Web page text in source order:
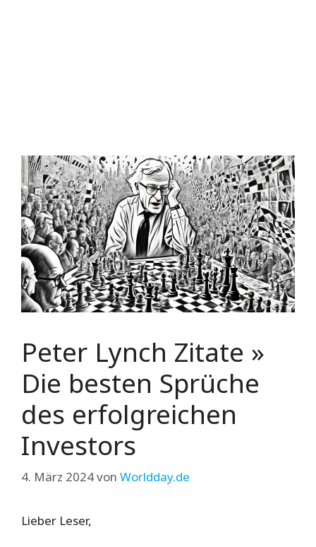
Peter Lynch Zitate »
Die besten Sprüche
des erfolgreichen
Investors
4. März 2024von Worldday.de
Lieber Leser,